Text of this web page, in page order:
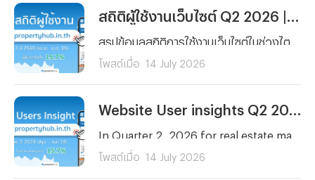
โพสต์เมื่อ 14 July 2026
โพสต์เมื่อ 14 July 2026